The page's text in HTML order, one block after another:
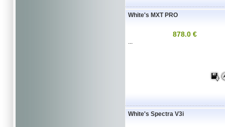
White's MXT PRO
878.0 €
...
White's Spectra V3i